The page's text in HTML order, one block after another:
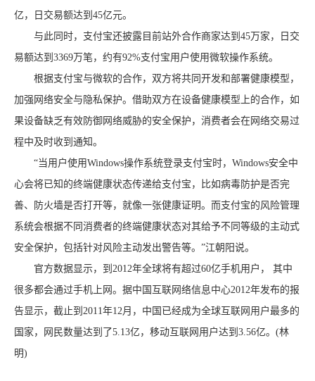
亿，日交易额达到45亿元。
与此同时，支付宝还披露目前站外合作商家达到45万家，日交
易额达到3369万笔，约有92%支付宝用户使用微软操作系统。
根据支付宝与微软的合作，双方将共同开发和部署健康模型，
加强网络安全与隐私保护。借助双方在设备健康模型上的合作，如
果设备缺乏有效防御网络威胁的安全保护，消费者会在网络交易过
程中及时收到通知。
“当用户使用Windows操作系统登录支付宝时，Windows安全中
心会将已知的终端健康状态传递给支付宝，比如病毒防护是否完
善、防火墙是否打开等，就像一张健康证明。而支付宝的风险管理
系统会根据不同消费者的终端健康状态对其给予不同等级的主动式
安全保护，包括针对风险主动发出警告等。”江朝阳说。
官方数据显示，到2012年全球将有超过60亿手机用户， 其中
很多都会通过手机上网。据中国互联网络信息中心2012年发布的报
告显示，截止到2011年12月，中国已经成为全球互联网用户最多的
国家，网民数量达到了5.13亿，移动互联网用户达到3.56亿。(林
明)